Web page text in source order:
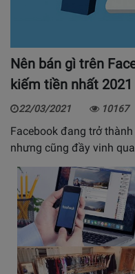
Nên bán gì trên
kiếm tiền nhất 2021
22/03/2021 10167
Facebook đang trở
nhưng cũng đầy vinh